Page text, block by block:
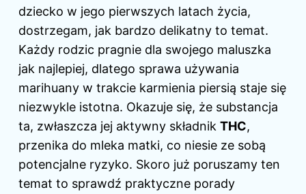
dziecko w jego pierwszych latach życia,
dostrzegam, jak bardzo delikatny to temat.
Każdy rodzic pragnie dla swojego maluszka
jak najlepiej, dlatego sprawa używania
marihuany w trakcie karmienia piersią staje się
niezwykle istotna. Okazuje się, że substancja
ta, zwłaszcza jej aktywny składnik THC,
przenika do mleka matki, co niesie ze sobą
potencjalne ryzyko. Skoro już poruszamy ten
temat to sprawdź praktyczne porady